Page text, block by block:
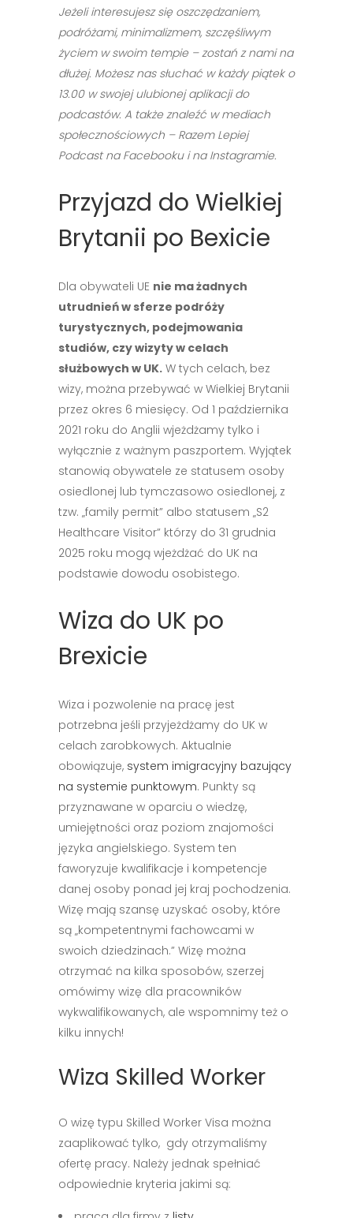
Jeżeli interesujesz się oszczędzaniem,
podróżami, minimalizmem, szczęśliwym
życiem w swoim tempie – zostań z nami na
dłużej. Możesz nas słuchać w każdy piątek o
13.00 w swojej ulubionej aplikacji do
podcastów. A także znaleźć w mediach
społecznościowych – Razem Lepiej
Podcast na Facebooku i na Instagramie.
Przyjazd do Wielkiej
Brytanii po Bexicie
Dla obywateli UE nie ma żadnych
utrudnień w sferze podróży
turystycznych, podejmowania
studiów, czy wizyty w celach
służbowych w UK. W tych celach, bez
wizy, można przebywać w Wielkiej Brytanii
przez okres 6 miesięcy. Od 1 października
2021 roku do Anglii wjeżdżamy tylko i
wyłącznie z ważnym paszportem. Wyjątek
stanowią obywatele ze statusem osoby
osiedlonej lub tymczasowo osiedlonej, z
tzw. „family permit” albo statusem „S2
Healthcare Visitor” którzy do 31 grudnia
2025 roku mogą wjeżdżać do UK na
podstawie dowodu osobistego.
Wiza do UK po
Brexicie
Wiza i pozwolenie na pracę jest
potrzebna jeśli przyjeżdżamy do UK w
celach zarobkowych. Aktualnie
obowiązuje, system imigracyjny bazujący
na systemie punktowym. Punkty są
przyznawane w oparciu o wiedzę,
umiejętności oraz poziom znajomości
języka angielskiego. System ten
faworyzuje kwalifikacje i kompetencje
danej osoby ponad jej kraj pochodzenia.
Wizę mają szansę uzyskać osoby, które
są „kompetentnymi fachowcami w
swoich dziedzinach.” Wizę można
otrzymać na kilka sposobów, szerzej
omówimy wizę dla pracowników
wykwalifikowanych, ale wspomnimy też o
kilku innych!
Wiza Skilled Worker
O wizę typu Skilled Worker Visa można
zaaplikować tylko, gdy otrzymaliśmy
ofertę pracy. Należy jednak spełniać
odpowiednie kryteria jakimi są: